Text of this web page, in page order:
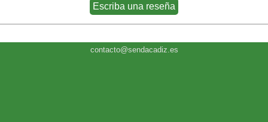
contacto@sendacadiz.es